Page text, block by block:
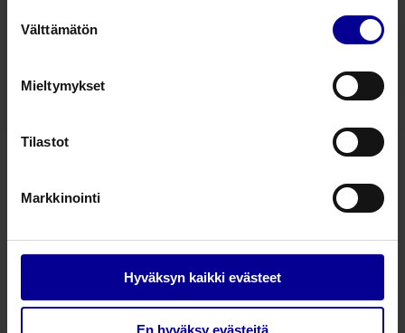
valinta
Välttämätön
Mieltymykset
Tilastot
Markkinointi
Hyväksyn kaikki evästeet
En hyväksy evästeitä
Pectus Bar – Kuopparinnan hoitoon
PL 3 (Sinimäentie 8B), 02631 Espoo
Tietosuojaseloste (tilaukset)
Tuotereklamaatiolomake